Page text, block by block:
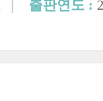
| 출판연도 :